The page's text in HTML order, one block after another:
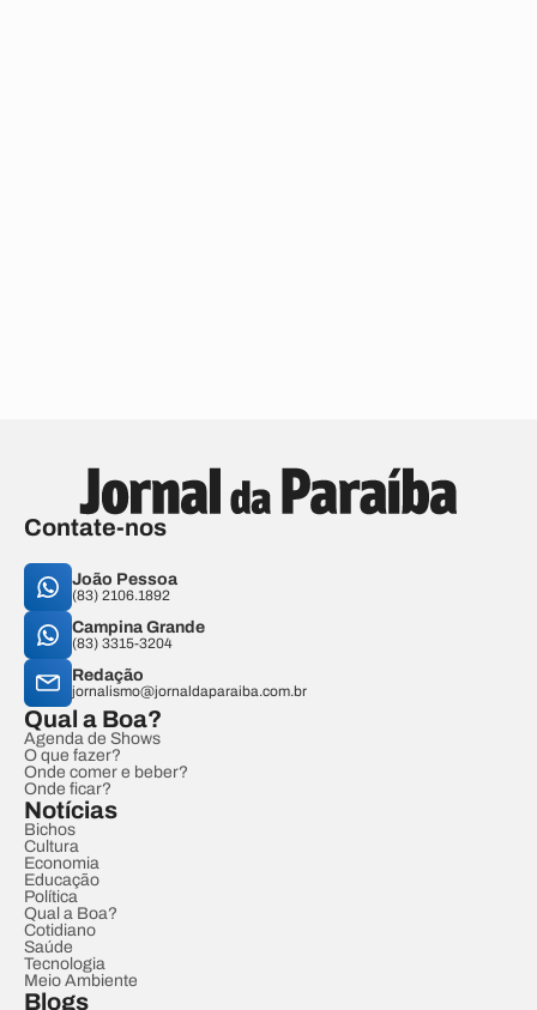
Contate-nos
João Pessoa
(83) 2106.1892
Campina Grande
(83) 3315-3204
Redação
jornalismo@jornaldaparaiba.com.br
Qual a Boa?
Agenda de Shows
O que fazer?
Onde comer e beber?
Onde ficar?
Notícias
Bichos
Cultura
Economia
Educação
Política
Qual a Boa?
Cotidiano
Saúde
Tecnologia
Meio Ambiente
Blogs